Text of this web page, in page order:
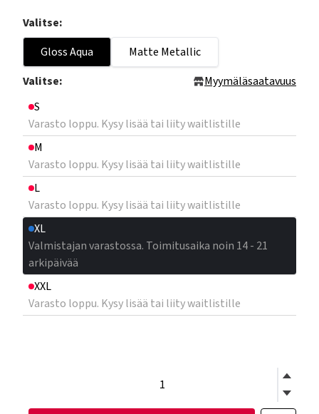
Valitse:
Gloss Aqua
Matte Metallic
Valitse:
Myymäläsaatavuus
S
Varasto loppu. Kysy lisää tai liity waitlistille
M
Varasto loppu. Kysy lisää tai liity waitlistille
L
Varasto loppu. Kysy lisää tai liity waitlistille
XL
Valmistajan varastossa. Toimitusaika noin 14 - 21
arkipäivää
XXL
Varasto loppu. Kysy lisää tai liity waitlistille